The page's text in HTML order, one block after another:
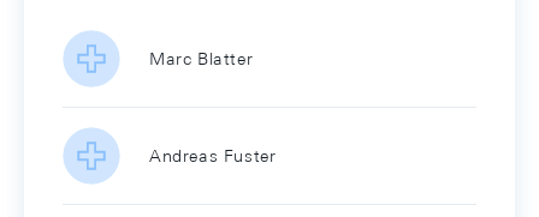
Marc Blatter
Andreas Fuster